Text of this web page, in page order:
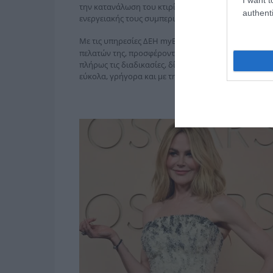
την κατανάλωση του κτιρίου τους και να
ενεργειακής τους συμπεριφοράς.
Με τις υπηρεσίες ΔΕΗ myEnergy SolarSmart και ΔΕΗ
πελατών της, προσφέροντας λύσεις που
πλήρως τις διαδικασίες, δίνει σε κάθε σπίτι και
εύκολα, γρήγορα και με την εγγύηση της ΔΕΗ.